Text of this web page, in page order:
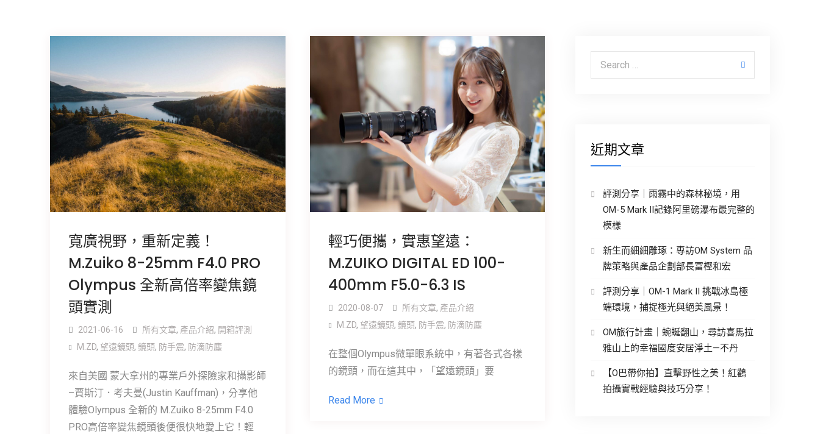
寬廣視野，重新定義！
M.Zuiko 8-25mm F4.0 PRO
Olympus 全新高倍率變焦鏡
頭實測
2021-06-16 所有文章, 產品介紹, 開箱評測
M.ZD, 望遠鏡頭, 鏡頭, 防手震, 防滴防塵
來自美國 蒙大拿州的專業戶外探險家和攝影師
–賈斯汀．考夫曼(Justin Kauffman)，分享他
體驗Olympus 全新的 M.Zuiko 8-25mm F4.0
PRO高倍率變焦鏡頭後便很快地愛上它！輕
輕巧便攜，實惠望遠：
M.ZUIKO DIGITAL ED 100-
400mm F5.0-6.3 IS
2020-08-07 所有文章, 產品介紹
M.ZD, 望遠鏡頭, 鏡頭, 防手震, 防滴防塵
在整個Olympus微單眼系統中，有著各式各樣
的鏡頭，而在這其中，「望遠鏡頭」要
Read More
Search for:
近期文章
評測分享｜雨霧中的森林秘境，用
OM-5 Mark II記錄阿里磅瀑布最完整的
模樣
新生而細細雕琢：專訪OM System 品
牌策略與產品企劃部長冨樫和宏
評測分享｜OM-1 Mark II 挑戰冰島極
端環境，捕捉極光與絕美風景！
OM旅行計畫｜蜿蜒翻山，尋訪喜馬拉
雅山上的幸福國度安居淨土—不丹
【O巴帶你拍】直擊野性之美！紅鸛
拍攝實戰經驗與技巧分享！